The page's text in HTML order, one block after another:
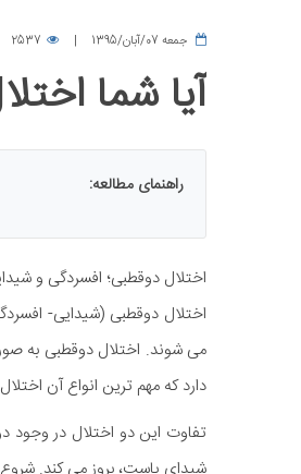
جمعه 07/آبان/1395 2537
آیا شما
راهنمای مطالعه:
اختلال دوقطبی؛ افسردگی و
اختلال دوقطبی (شیدایی-
می شوند. اختلال دوقطبی به
دارد که مهم ترین انواع آن
تفاوت این دو اختلال در